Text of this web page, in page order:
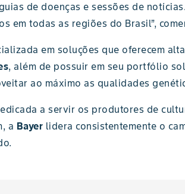
de doenças e sessões de
em todas as regiões do Brasil”,
em soluções que oferecem
, além de possuir em seu portfólio
ao máximo as qualidades
a servir os produtores de
a Bayer lidera consistentemente o